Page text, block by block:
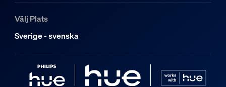
Extra funktion/tillbehör medföljer.
Justerbart spothuvud
Svängbar (vänster-höger), Lutningsbar (upp-ned)
Välj Plats
Sverige - svenska